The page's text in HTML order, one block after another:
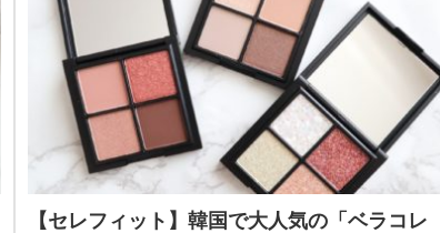
【セレフィット】韓国で大人気の「ベラコレ